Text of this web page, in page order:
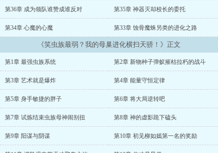
第36章 成为领队谁赞成谁反对 第35章 神器灭却校长的委托
第34章 心魔的心魔 第33章 蚀骨魔蛛另类的进化之路
《笑虫族最弱？我的母巢进化横扫天骄！》正文
第1章 最强虫族系统 第2章 新物种子弹蚁摧枯拉朽的战斗
第3章 艺术就是爆炸 第4章 能量守恒定律
第5章 身手敏捷的胖子 第6章 将大局逆转吧
第7章 试炼结束虫族母神闹别扭 第8章 神的虚影跪下磕头
第9章 阳谋与阴谋 第10章 初见柳如嫣第一名的奖励